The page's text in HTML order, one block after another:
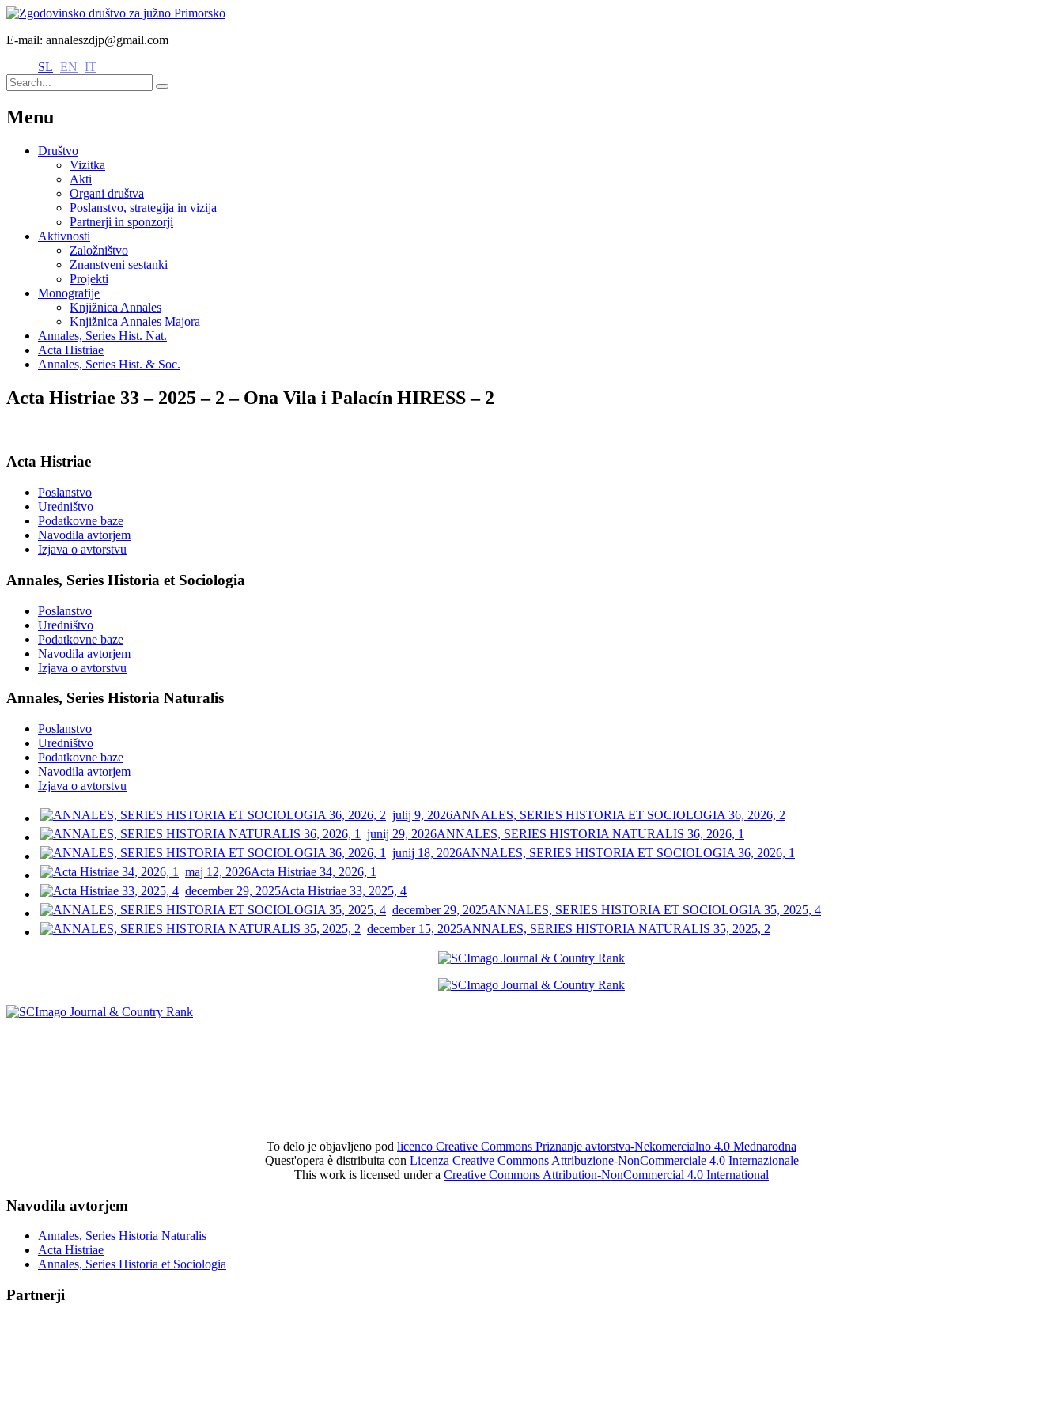
E-mail: annaleszdjp@gmail.com
SL EN IT
Menu
Društvo
Vizitka
Akti
Organi društva
Poslanstvo, strategija in vizija
Partnerji in sponzorji
Aktivnosti
Založništvo
Znanstveni sestanki
Projekti
Monografije
Knjižnica Annales
Knjižnica Annales Majora
Annales, Series Hist. Nat.
Acta Histriae
Annales, Series Hist. & Soc.
Acta Histriae 33 – 2025 – 2 – Ona Vila i Palacín HIRESS – 2
Acta Histriae
Poslanstvo
Uredništvo
Podatkovne baze
Navodila avtorjem
Izjava o avtorstvu
Annales, Series Historia et Sociologia
Poslanstvo
Uredništvo
Podatkovne baze
Navodila avtorjem
Izjava o avtorstvu
Annales, Series Historia Naturalis
Poslanstvo
Uredništvo
Podatkovne baze
Navodila avtorjem
Izjava o avtorstvu
julij 9, 2026ANNALES, SERIES HISTORIA ET SOCIOLOGIA 36, 2026, 2
junij 29, 2026ANNALES, SERIES HISTORIA NATURALIS 36, 2026, 1
junij 18, 2026ANNALES, SERIES HISTORIA ET SOCIOLOGIA 36, 2026, 1
maj 12, 2026Acta Histriae 34, 2026, 1
december 29, 2025Acta Histriae 33, 2025, 4
december 29, 2025ANNALES, SERIES HISTORIA ET SOCIOLOGIA 35, 2025, 4
december 15, 2025ANNALES, SERIES HISTORIA NATURALIS 35, 2025, 2
To delo je objavljeno pod licenco Creative Commons Priznanje avtorstva-Nekomercialno 4.0 Mednarodna
Quest'opera è distribuita con Licenza Creative Commons Attribuzione-NonCommerciale 4.0 Internazionale
This work is licensed under a Creative Commons Attribution-NonCommercial 4.0 International
Navodila avtorjem
Annales, Series Historia Naturalis
Acta Histriae
Annales, Series Historia et Sociologia
Partnerji